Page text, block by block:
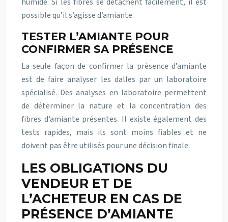
possible qu’il s’agisse d’amiante.
TESTER L’AMIANTE POUR
CONFIRMER SA PRÉSENCE
La seule façon de confirmer la présence d’amiante
est de faire analyser les dalles par un laboratoire
spécialisé. Des analyses en laboratoire permettent
de déterminer la nature et la concentration des
fibres d’amiante présentes. Il existe également des
tests rapides, mais ils sont moins fiables et ne
doivent pas être utilisés pour une décision finale.
LES OBLIGATIONS DU
VENDEUR ET DE
L’ACHETEUR EN CAS DE
PRÉSENCE D’AMIANTE